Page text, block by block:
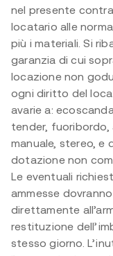
nel presente
locatario alle
più i materiali. Si
garanzia di cui
locazione non
ogni diritto del
avarie a:
tender, fuoribordo,
manuale, stereo, e
dotazione non
Le eventuali
ammesse
direttamente
restituzione
stesso giorno.